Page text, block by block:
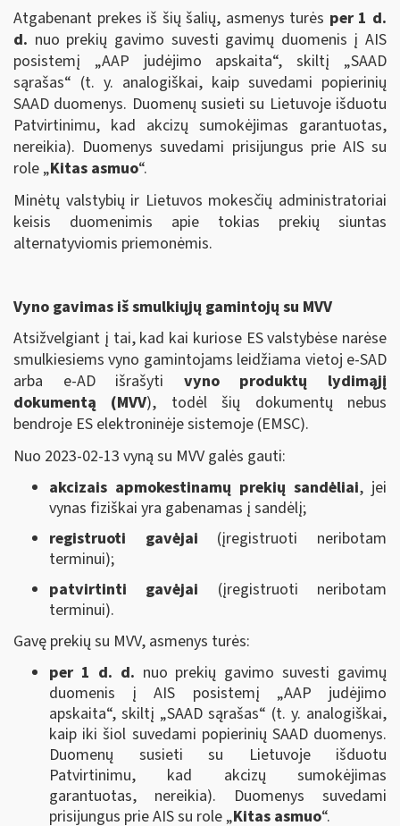
Atgabenant prekes iš šių šalių, asmenys turės per 1 d.
d. nuo prekių gavimo suvesti gavimų duomenis į AIS
posistemį „AAP judėjimo apskaita“, skiltį „SAAD
sąrašas“ (t. y. analogiškai, kaip suvedami popierinių
SAAD duomenys. Duomenų susieti su Lietuvoje išduotu
Patvirtinimu, kad akcizų sumokėjimas garantuotas,
nereikia). Duomenys suvedami prisijungus prie AIS su
role „Kitas asmuo“.
Minėtų valstybių ir Lietuvos mokesčių administratoriai
keisis duomenimis apie tokias prekių siuntas
alternatyviomis priemonėmis.
Vyno gavimas iš smulkiųjų gamintojų su MVV
Atsižvelgiant į tai, kad kai kuriose ES valstybėse narėse
smulkiesiems vyno gamintojams leidžiama vietoj e-SAD
arba e-AD išrašyti vyno produktų lydimąjį
dokumentą (MVV), todėl šių dokumentų nebus
bendroje ES elektroninėje sistemoje (EMSC).
Nuo 2023-02-13 vyną su MVV galės gauti:
akcizais apmokestinamų prekių sandėliai, jei
vynas fiziškai yra gabenamas į sandėlį;
registruoti gavėjai (įregistruoti neribotam
terminui);
patvirtinti gavėjai (įregistruoti neribotam
terminui).
Gavę prekių su MVV, asmenys turės:
per 1 d. d. nuo prekių gavimo suvesti gavimų
duomenis į AIS posistemį „AAP judėjimo
apskaita“, skiltį „SAAD sąrašas“ (t. y. analogiškai,
kaip iki šiol suvedami popierinių SAAD duomenys.
Duomenų susieti su Lietuvoje išduotu
Patvirtinimu, kad akcizų sumokėjimas
garantuotas, nereikia). Duomenys suvedami
prisijungus prie AIS su role „Kitas asmuo“.